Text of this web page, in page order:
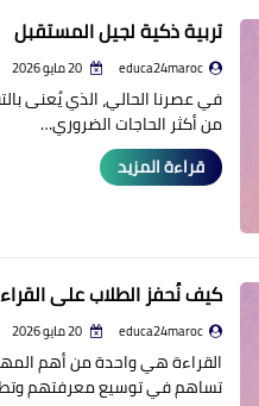
تربية ذكية لجيل المستقبل
educa24maroc
في عصرنا الحالي، الذي يُعنى
من أكثر الحاجات الضروري…
قراءة المزيد
كيف نُحفز الطلاب على
educa24maroc
القراءة هي واحدة من أهم
تساهم في توسيع معرفتهم